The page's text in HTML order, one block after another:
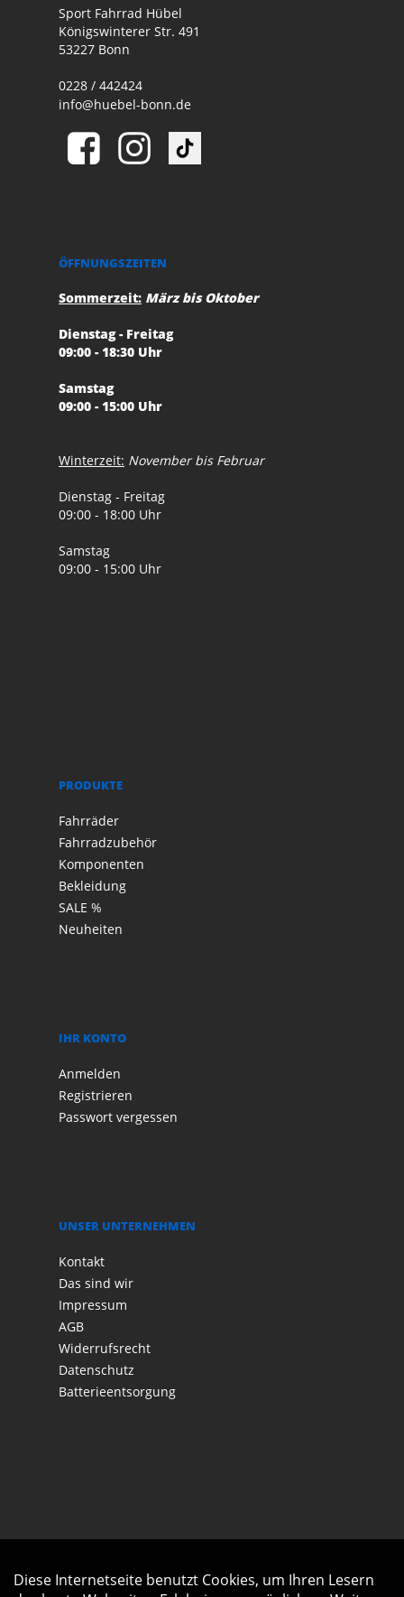
Sport Fahrrad Hübel
Königswinterer Str. 491
53227 Bonn
0228 / 442424
info@huebel-bonn.de
ÖFFNUNGSZEITEN
Sommerzeit: März bis Oktober
Dienstag - Freitag
09:00 - 18:30 Uhr
Samstag
09:00 - 15:00 Uhr
Winterzeit: November bis Februar
Dienstag - Freitag
09:00 - 18:00 Uhr
Samstag
09:00 - 15:00 Uhr
PRODUKTE
Fahrräder
Fahrradzubehör
Komponenten
Bekleidung
SALE %
Neuheiten
IHR KONTO
Anmelden
Registrieren
Passwort vergessen
UNSER UNTERNEHMEN
Kontakt
Das sind wir
Impressum
AGB
Widerrufsrecht
Datenschutz
Batterieentsorgung
Diese Internetseite benutzt Cookies, um Ihren Lesern
Auftrag widerrufen